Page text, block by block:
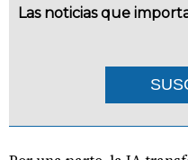
Las noticias que